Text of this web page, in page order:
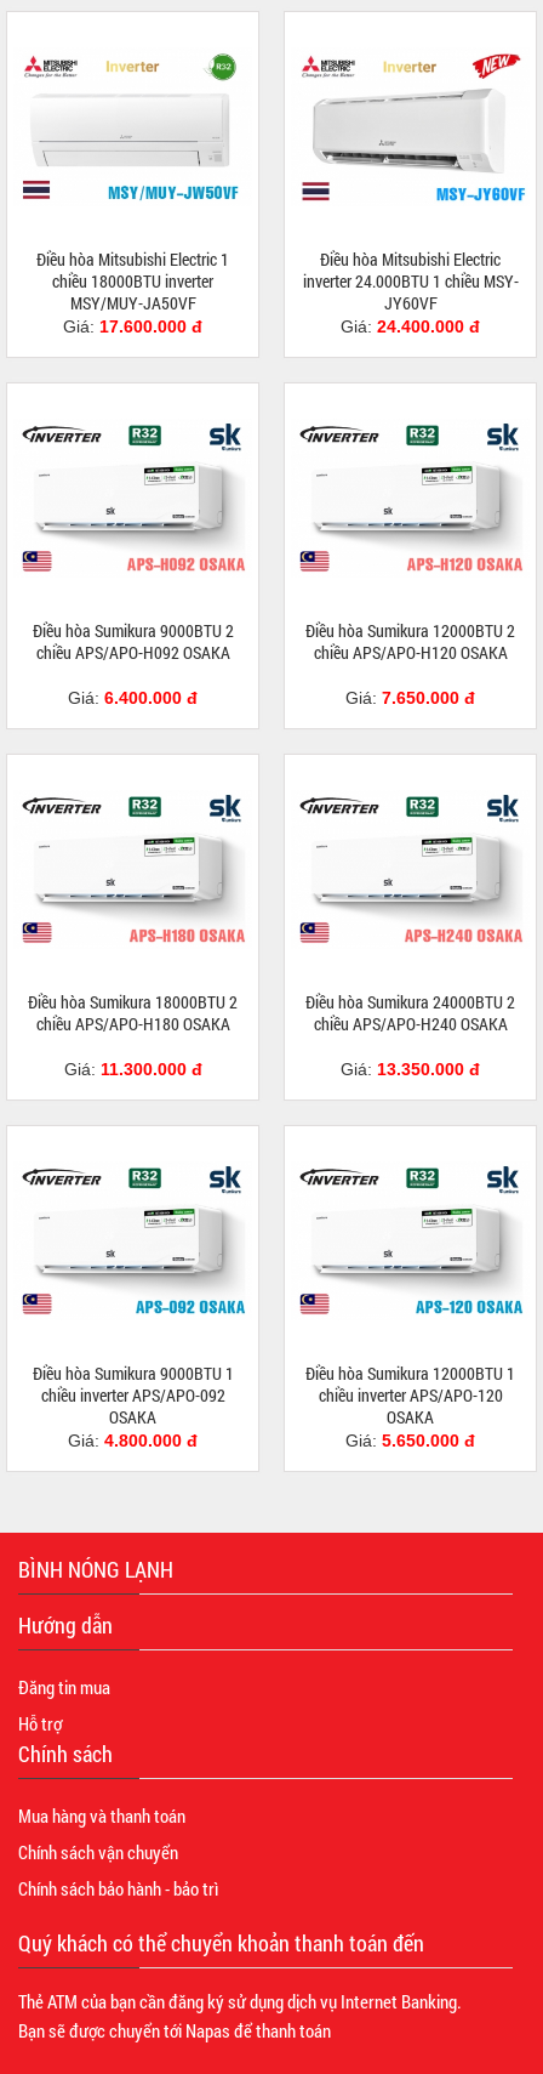
Điều hòa Mitsubishi Electric 1
chiều 18000BTU inverter
MSY/MUY-JA50VF
Giá: 17.600.000 đ
Điều hòa Mitsubishi Electric
inverter 24.000BTU 1 chiều MSY-
JY60VF
Giá: 24.400.000 đ
Điều hòa Sumikura 9000BTU 2
chiều APS/APO-H092 OSAKA
Giá: 6.400.000 đ
Điều hòa Sumikura 12000BTU 2
chiều APS/APO-H120 OSAKA
Giá: 7.650.000 đ
Điều hòa Sumikura 18000BTU 2
chiều APS/APO-H180 OSAKA
Giá: 11.300.000 đ
Điều hòa Sumikura 24000BTU 2
chiều APS/APO-H240 OSAKA
Giá: 13.350.000 đ
Điều hòa Sumikura 9000BTU 1
chiều inverter APS/APO-092
OSAKA
Giá: 4.800.000 đ
Điều hòa Sumikura 12000BTU 1
chiều inverter APS/APO-120
OSAKA
Giá: 5.650.000 đ
BÌNH NÓNG LẠNH
Hướng dẫn
Đăng tin mua
Hỗ trợ
Chính sách
Mua hàng và thanh toán
Chính sách vận chuyển
Chính sách bảo hành - bảo trì
Quý khách có thể chuyển khoản thanh toán đến
Thẻ ATM của bạn cần đăng ký sử dụng dịch vụ Internet Banking.
Bạn sẽ được chuyển tới Napas để thanh toán